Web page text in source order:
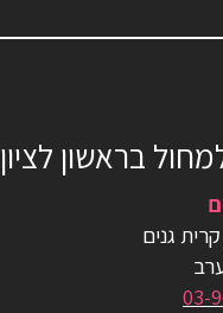
בראשון לציון
03-